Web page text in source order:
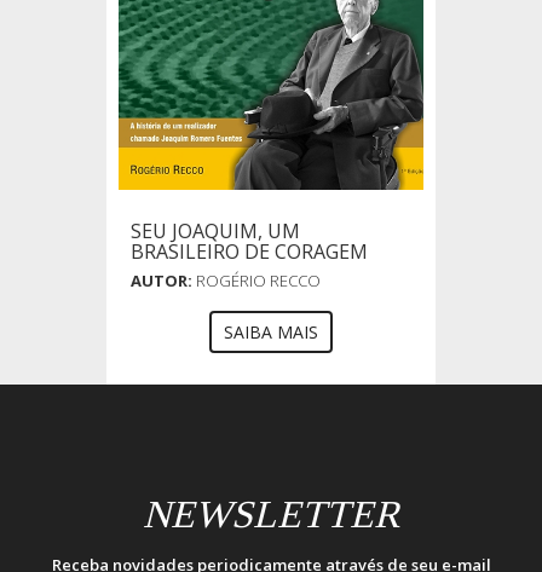
SEU JOAQUIM, UM
BRASILEIRO DE CORAGEM
AUTOR: ROGÉRIO RECCO
SAIBA MAIS
NEWSLETTER
Receba novidades periodicamente através de seu e-mail